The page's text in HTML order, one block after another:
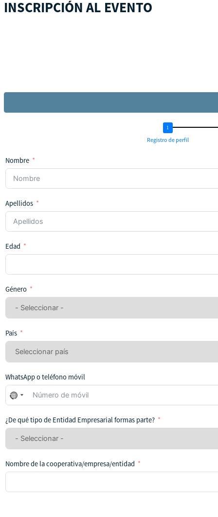
INSCRIPCIÓN AL EVENTO
Registro de perfil
Nombre
Apellidos
Edad
Género
País
WhatsApp o teléfono móvil
No
se
seleccionado
ningún
¿De qué tipo de Entidad Empresarial formas parte?
Nombre de la cooperativa/empresa/entidad